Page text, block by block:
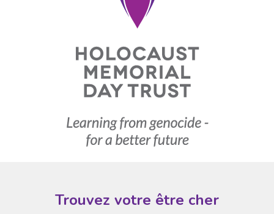
Trouvez votre être cher